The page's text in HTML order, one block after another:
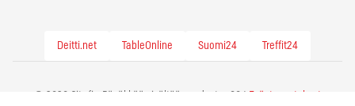
Deitti.net TableOnline Suomi24 Treffit24